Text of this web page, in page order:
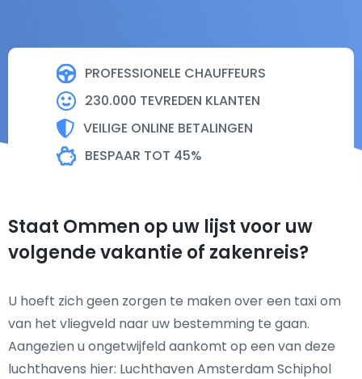
PROFESSIONELE CHAUFFEURS
230.000 TEVREDEN KLANTEN
VEILIGE ONLINE BETALINGEN
BESPAAR TOT 45%
Staat Ommen op uw lijst voor uw
volgende vakantie of zakenreis?
U hoeft zich geen zorgen te maken over een taxi om
van het vliegveld naar uw bestemming te gaan.
Aangezien u ongetwijfeld aankomt op een van deze
luchthavens hier: Luchthaven Amsterdam Schiphol